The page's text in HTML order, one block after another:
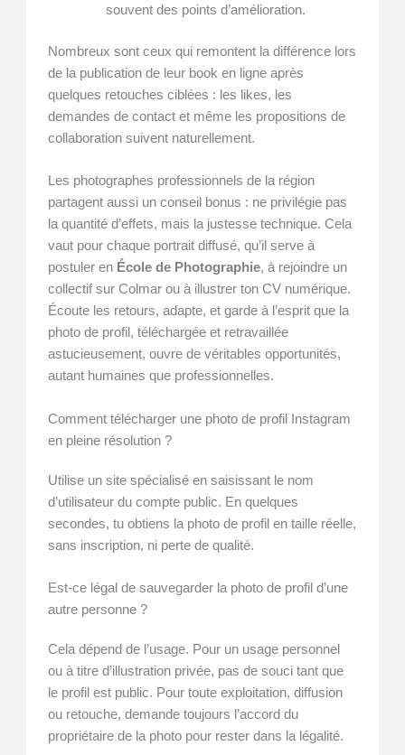
souvent des points d’amélioration.
Nombreux sont ceux qui remontent la différence lors
de la publication de leur book en ligne après
quelques retouches ciblées : les likes, les
demandes de contact et même les propositions de
collaboration suivent naturellement.
Les photographes professionnels de la région
partagent aussi un conseil bonus : ne privilégie pas
la quantité d’effets, mais la justesse technique. Cela
vaut pour chaque portrait diffusé, qu’il serve à
postuler en École de Photographie, à rejoindre un
collectif sur Colmar ou à illustrer ton CV numérique.
Écoute les retours, adapte, et garde à l’esprit que la
photo de profil, téléchargée et retravaillée
astucieusement, ouvre de véritables opportunités,
autant humaines que professionnelles.
Comment télécharger une photo de profil Instagram
en pleine résolution ?
Utilise un site spécialisé en saisissant le nom
d’utilisateur du compte public. En quelques
secondes, tu obtiens la photo de profil en taille réelle,
sans inscription, ni perte de qualité.
Est-ce légal de sauvegarder la photo de profil d’une
autre personne ?
Cela dépend de l’usage. Pour un usage personnel
ou à titre d’illustration privée, pas de souci tant que
le profil est public. Pour toute exploitation, diffusion
ou retouche, demande toujours l’accord du
propriétaire de la photo pour rester dans la légalité.